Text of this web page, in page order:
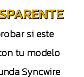
si este
tu modelo
Syncwire